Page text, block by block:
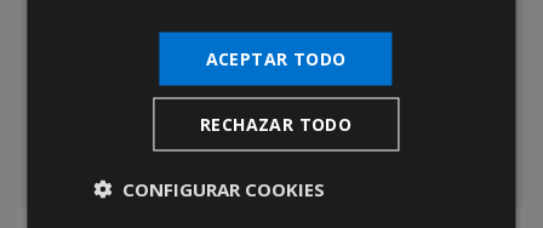
ACEPTAR TODO
RECHAZAR TODO
CONFIGURAR COOKIES